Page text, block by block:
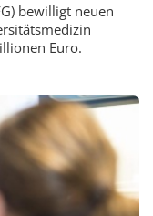
bewilligt neuen
Euro.